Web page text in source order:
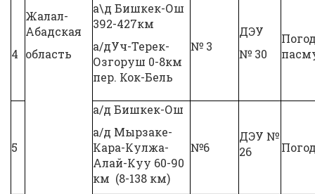
Жалал-
Абадская
область
4
а\д Бишкек-Ош
392-427км
а/дУч-Терек-
Озгоруш 0-8км
пер. Кок-Бель
№ 3
ДЭУ
№ 30
5
а/д Бишкек-Ош
а/д Мырзаке-
Кара-Кулжа-
Алай-Куу 60-90
км (8-138 км)
№6
ДЭУ №
26